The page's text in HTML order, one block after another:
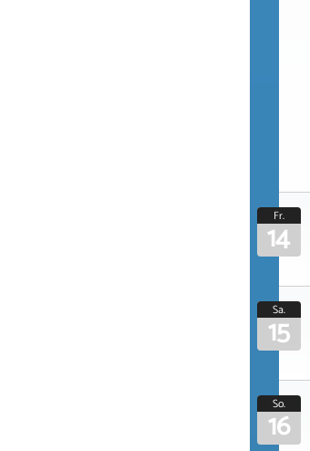
Fr.
14
Sa.
15
So.
16